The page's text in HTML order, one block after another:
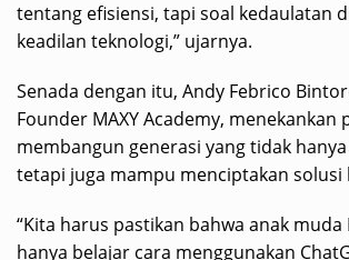
tentang efisiensi, tapi soal kedaulatan
keadilan teknologi,” ujarnya.
Senada dengan itu, Andy Febrico
Founder MAXY Academy, menekankan
membangun generasi yang tidak
tetapi juga mampu menciptakan solusi
“Kita harus pastikan bahwa anak
hanya belajar cara menggunakan